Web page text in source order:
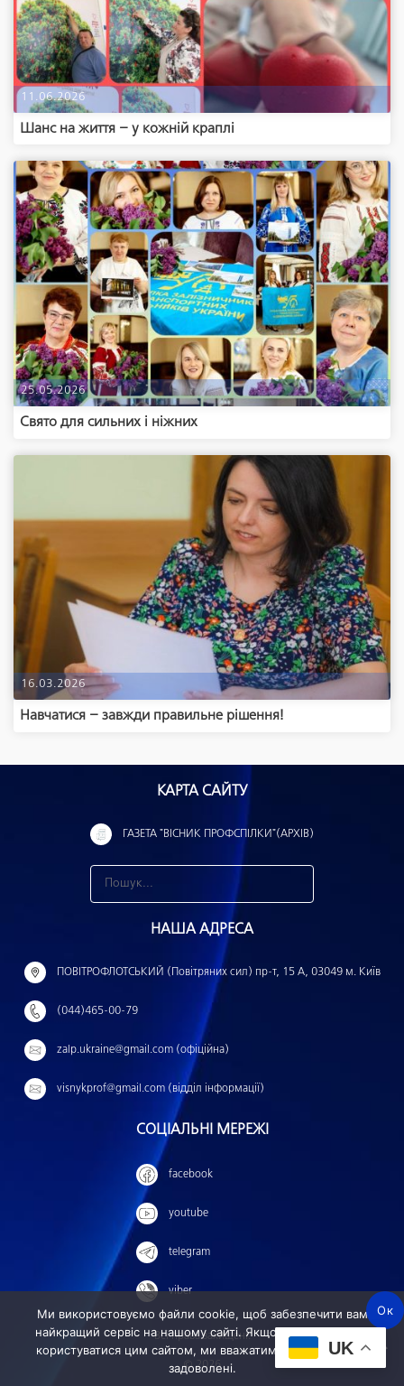
11.06.2026
Шанс на життя – у кожній краплі
25.05.2026
Свято для сильних і ніжних
16.03.2026
Навчатися – завжди правильне рішення!
КАРТА САЙТУ
ГАЗЕТА "ВІСНИК ПРОФСПІЛКИ"(АРХІВ)
н
й
:
НАША АДРЕСА
ПОВІТРОФЛОТСЬКИЙ (Повітряних сил) пр-т, 15 А, 03049 м. Київ
(044)465-00-79
zalp.ukraine@gmail.com (офіційна)
visnykprof@gmail.com (відділ інформації)
СОЦІАЛЬНІ МЕРЕЖІ
facebook
youtube
telegram
viber
© 2026
Всі права захищені.
UK
Ми використовуємо файли cookie, щоб забезпечити вам
найкращий сервіс на нашому сайті. Якщо ви продовжите
користуватися цим сайтом, ми вважатимемо, що ви ним
задоволені.
Ок